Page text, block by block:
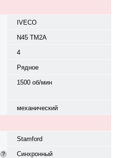
IVECO
N45 TM2A
4
Рядное
1500 об/мин
механический
Stamford
?
Синхронный